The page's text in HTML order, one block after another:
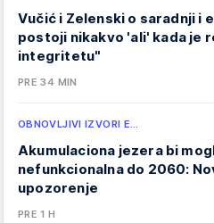
Vučić i Zelenski o saradnji i
postoji nikakvo 'ali' kada je
integritetu"
PRE 34 MIN
OBNOVLJIVI IZVORI E…
Akumulaciona jezera bi
nefunkcionalna do 2060:
upozorenje
PRE 1 H